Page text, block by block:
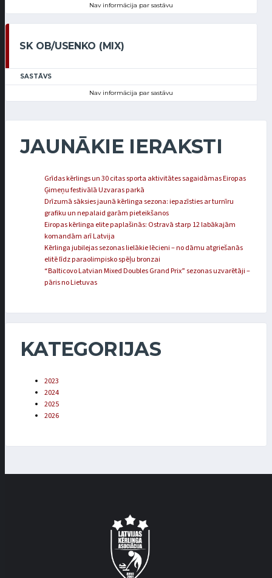
Nav informācija par sastāvu
SK OB/USENKO (MIX)
SASTĀVS
Nav informācija par sastāvu
JAUNĀKIE IERAKSTI
Grīdas kērlings un 30 citas sporta aktivitātes sagaidāmas Eiropas
Ģimeņu festivālā Uzvaras parkā
Drīzumā sāksies jaunā kērlinga sezona: iepazīsties ar turnīru
grafiku un nepalaid garām pieteikšanos
Eiropas kērlinga elite paplašinās: Ostravā starp 12 labākajām
komandām arī Latvija
Kērlinga jubilejas sezonas lielākie lēcieni – no dāmu atgriešanās
elitē līdz paraolimpisko spēļu bronzai
“Balticovo Latvian Mixed Doubles Grand Prix” sezonas uzvarētāji –
pāris no Lietuvas
KATEGORIJAS
2023
2024
2025
2026